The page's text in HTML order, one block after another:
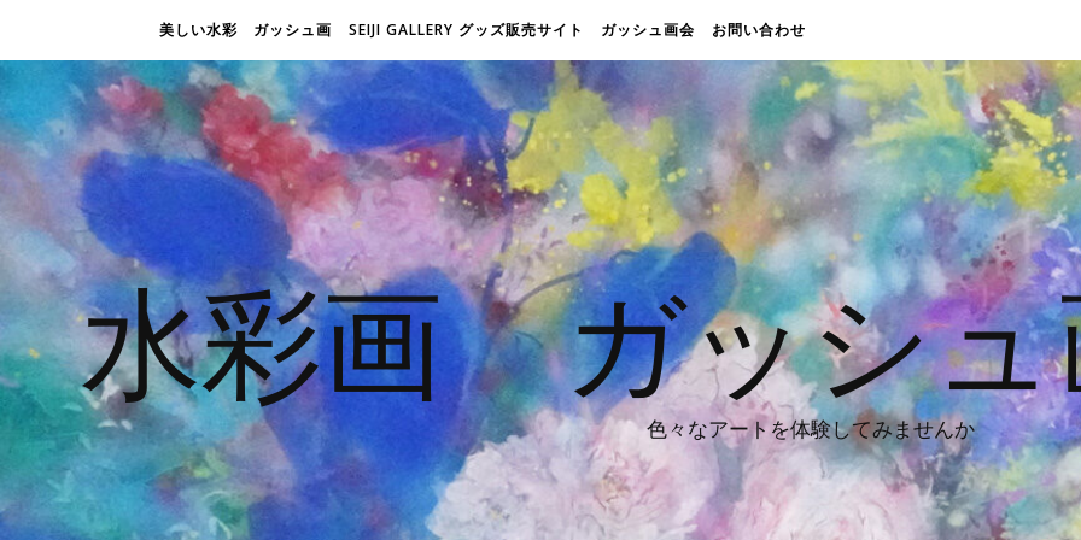
美しい水彩 ガッシュ画 SEIJI GALLERY グッズ販売サイト ガッシュ画会 お問い合わせ
水彩画 ガッシュ
色々なアートを体験してみませんか